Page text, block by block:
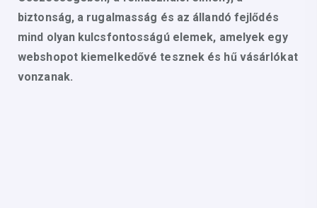
biztonság, a rugalmasság és az állandó fejlődés
mind olyan kulcsfontosságú elemek, amelyek egy
webshopot kiemelkedővé tesznek és hű vásárlókat
vonzanak.